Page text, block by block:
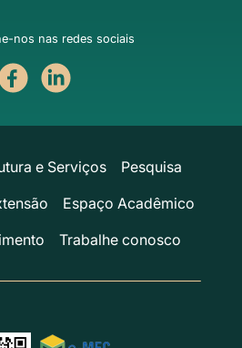
nos nas redes sociais
e Serviços
Pesquisa
Espaço Acadêmico
Trabalhe conosco